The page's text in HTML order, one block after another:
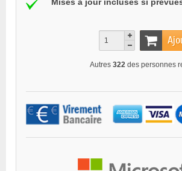
Mises à jour incluses si
Autres 322 des personnes